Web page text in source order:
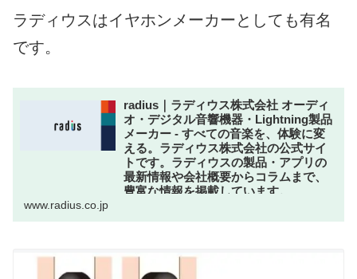
ラディウスはイヤホンメーカーとしても有名
です。
radius｜ラディウス株式会社 オーディ
オ・デジタル音響機器・Lightning製品
メーカー - すべての音楽を、体験に変
える。ラディウス株式会社の公式サイ
トです。ラディウスの製品・アプリの
最新情報や会社概要からコラムまで、
豊富な情報を掲載しています。
www.radius.co.jp